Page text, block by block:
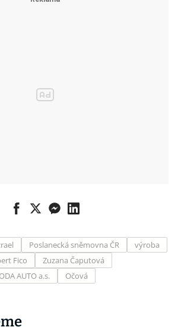
Poslanecká sněmovna ČR
výroba
Fico
Zuzana Čaputová
AUTO a.s. Očová